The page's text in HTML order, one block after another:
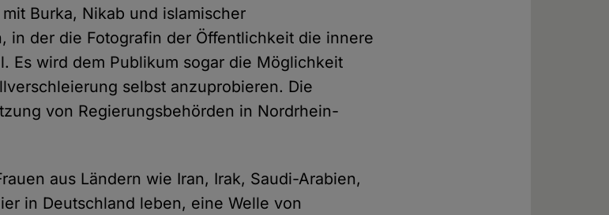
Burka, Nikab und islamischer
in der die Fotografin der Öffentlichkeit die innere
Es wird dem Publikum sogar die Möglichkeit
selbst anzuprobieren. Die
von Regierungsbehörden in Nordrhein-
aus Ländern wie Iran, Irak, Saudi-Arabien,
in Deutschland leben, eine Welle von